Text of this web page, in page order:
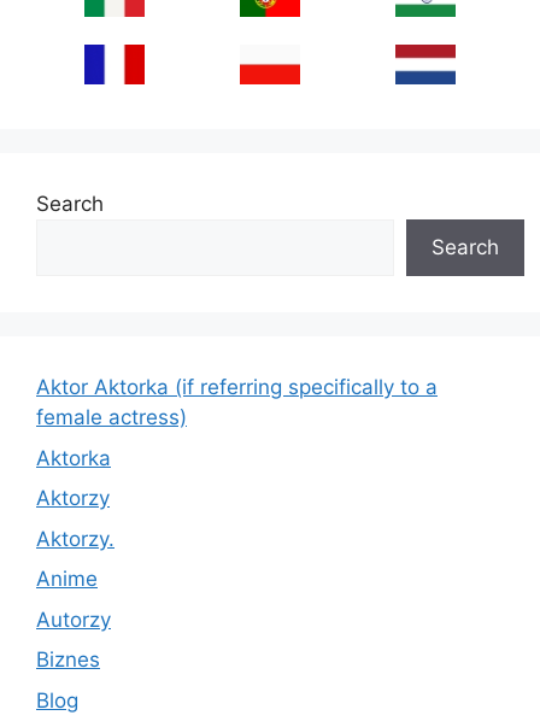
Search
Search
Aktor Aktorka (if referring specifically to a
female actress)
Aktorka
Aktorzy
Aktorzy.
Anime
Autorzy
Biznes
Blog